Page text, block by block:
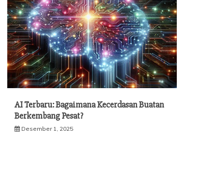
AI Terbaru: Bagaimana Kecerdasan Buatan
Berkembang Pesat?
Desember 1, 2025